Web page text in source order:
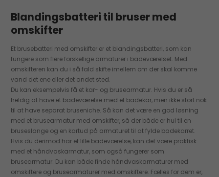
Blandingsbatteri til bruser med
omskifter
Et brusebatteri med omskifter er et blandingsbatteri, som kan
fungere som flere forskellige armaturer i badeværelset. Med
omskifteren kan du i så fald skifte imellem om der skal komme
vand det ene eller det andet sted.
Du kan eksempelvis få et kar- og brusearmatur. Hvis du er så
heldig at have et badeværelse med et badekar, men ikke stort nok
til at have separat bruseniche. Så kan det være en god løsning
med et brusearmatur med omskifter, så der både er hul til en
bruseslange og en kartud på armaturet til at fylde badekarret.
Hvis du derimod har et lille badeværelse, kan det være praktisk
med et håndvaskarmatur, som også fungerer som
brusearmatur. Du kan både finde håndvaskarmaturer med
omskiftere og brusearmaturer med omskiftere. Fælles for dem er,